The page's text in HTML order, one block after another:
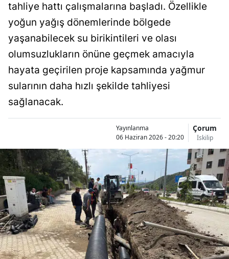
Bingöl
Bitlis
Bursa
Çanakkale
Çankırı
Çorum
Denizli
Diyarbakır
Edirne
tahliye hattı çalışmalarına başladı. Özellikle
yoğun yağış dönemlerinde bölgede
yaşanabilecek su birikintileri ve olası
olumsuzlukların önüne geçmek amacıyla
hayata geçirilen proje kapsamında yağmur
sularının daha hızlı şekilde tahliyesi
sağlanacak.
Yayınlanma
06 Haziran 2026 - 20:20
Çorum
İskilip